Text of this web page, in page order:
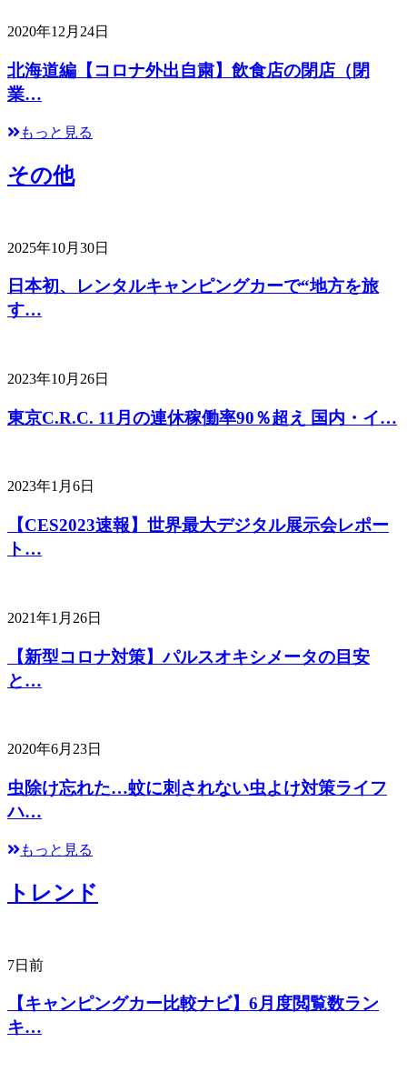
2020年12月24日
北海道編【コロナ外出自粛】飲食店の閉店（閉
業…
もっと見る
その他
2025年10月30日
日本初、レンタルキャンピングカーで“地方を旅
す…
2023年10月26日
東京C.R.C. 11月の連休稼働率90％超え 国内・イ…
2023年1月6日
【CES2023速報】世界最大デジタル展示会レポー
ト…
2021年1月26日
【新型コロナ対策】パルスオキシメータの目安
と…
2020年6月23日
虫除け忘れた…蚊に刺されない虫よけ対策ライフ
ハ…
もっと見る
トレンド
7日前
【キャンピングカー比較ナビ】6月度閲覧数ラン
キ…